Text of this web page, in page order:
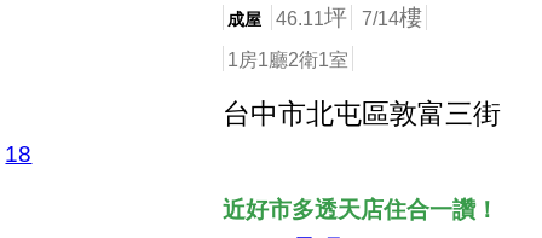
成屋 46.11坪 7/14樓
1房1廳2衛1室
台中市北屯區敦富三街
店長推薦
18
近好市多透天店住合一讚！